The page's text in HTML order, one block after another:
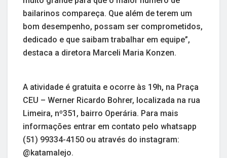
bailarinos compareça. Que além de terem um
bom desempenho, possam ser comprometidos,
dedicado e que saibam trabalhar em equipe”,
destaca a diretora Marceli Maria Konzen.
A atividade é gratuita e ocorre às 19h, na Praça
CEU – Werner Ricardo Bohrer, localizada na rua
Limeira, nº351, bairro Operária. Para mais
informações entrar em contato pelo whatsapp
(51) 99334-4150 ou através do instagram:
@katamalejo.